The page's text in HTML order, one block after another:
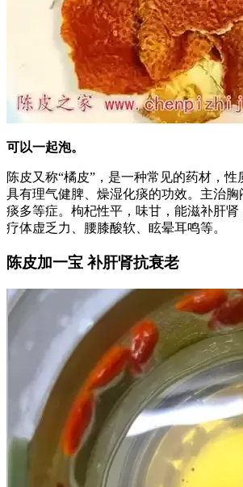
可以一起泡。
陈皮又称“橘皮”，是一种常见的药材，性
具有理气健脾、燥湿化痰的功效。主治
痰多等症。枸杞性平，味甘，能滋补肝
疗体虚乏力、腰膝酸软、眩晕耳鸣等。
陈皮加一宝 补肝肾抗衰老